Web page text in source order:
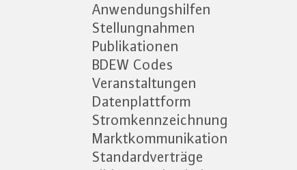
Anwendungshilfen
Stellungnahmen
Publikationen
BDEW Codes
Veranstaltungen
Datenplattform
Stromkennzeichnung
Marktkommunikation
Standardverträge